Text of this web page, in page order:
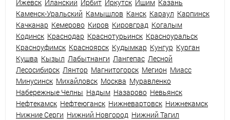
Ижевск Иланский Ирбит Иркутск Ишим Казань
Каменск-Уральский Камышлов Канск Караул Карпинск
Качканар Кемерово Киров Кировград Когалым
Кодинск Краснодар Краснотурьинск Красноуральск
Красноуфимск Красноярск Кудымкар Кунгур Курган
Кушва Кызыл Лабытнанги Лангепас Лесной
Лесосибирск Лянтор Магнитогорск Мегион Миасс
Минусинск Михайловск Москва Муравленко
Набережные Челны Надым Назарово Невьянск
Нефтекамск Нефтеюганск Нижневартовск Нижнекамск
Нижние Серги Нижний Новгород Нижний Тагил